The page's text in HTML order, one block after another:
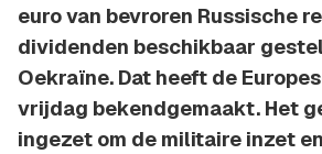
euro van bevroren Russische
dividenden beschikbaar
Oekraïne. Dat heeft de
vrijdag bekendgemaakt. Het
ingezet om de militaire inzet